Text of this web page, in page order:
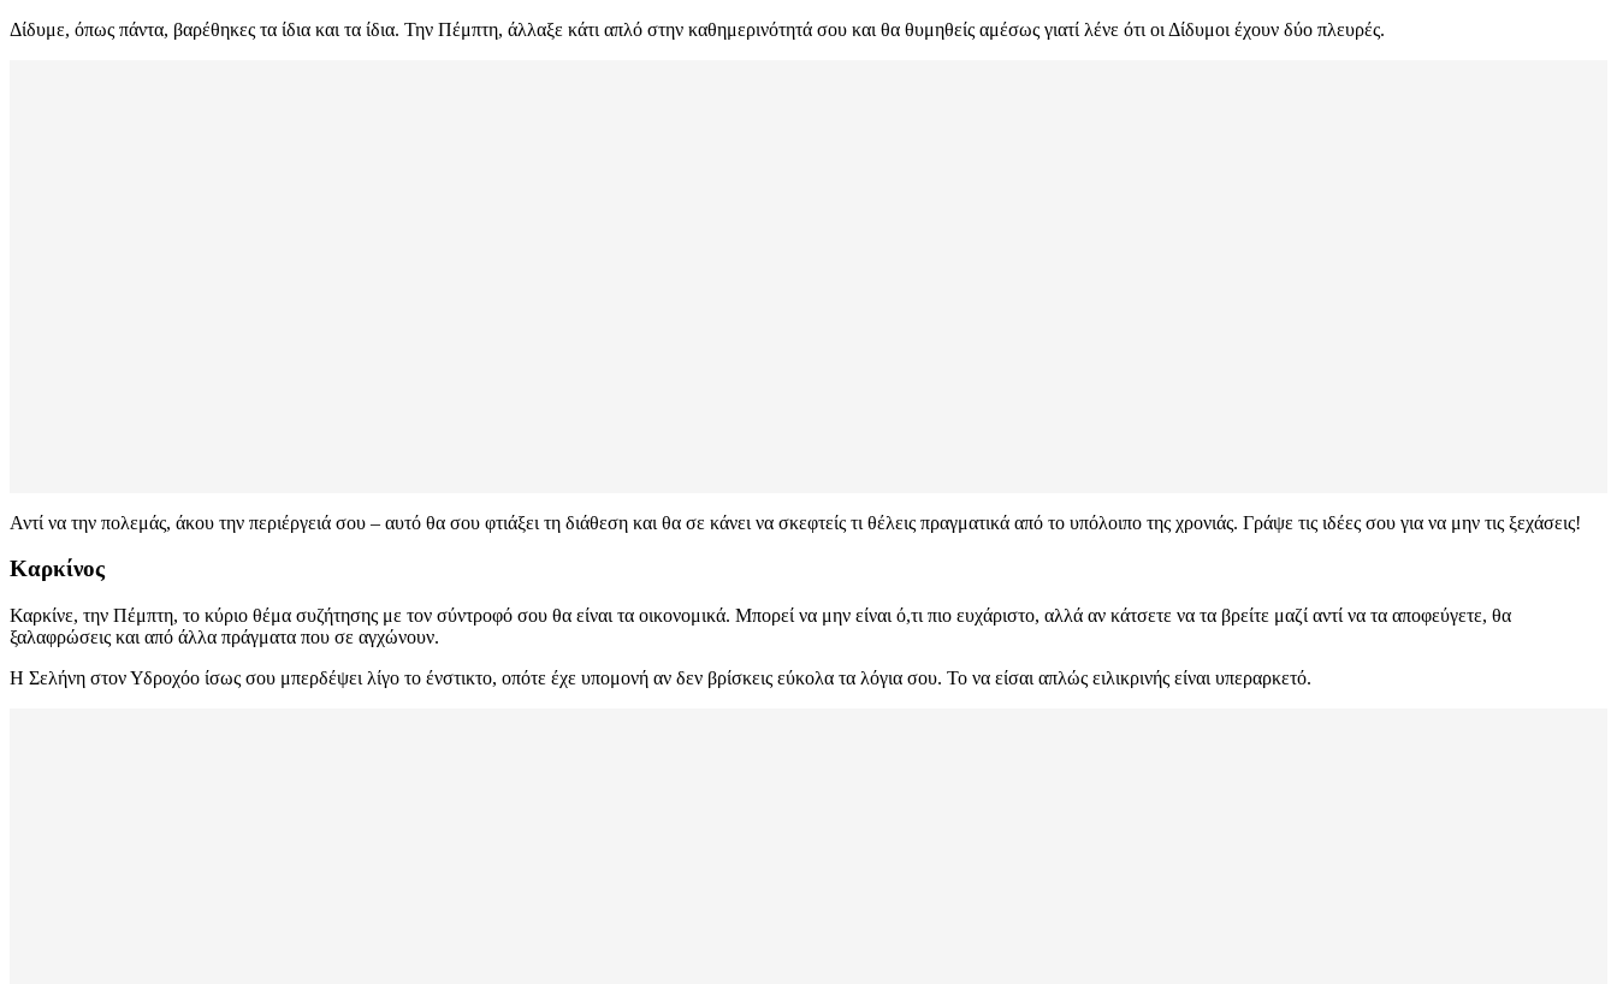
Δίδυμε, όπως πάντα, βαρέθηκες τα ίδια και τα ίδια. Την Πέμπτη, άλλαξε κάτι απλό στην καθημερινότητά σου και θα θυμηθείς αμέσως γιατί λένε ότι οι Δίδυμοι έχουν δύο πλευρές.
Αντί να την πολεμάς, άκου την περιέργειά σου – αυτό θα σου φτιάξει τη διάθεση και θα σε κάνει να σκεφτείς τι θέλεις πραγματικά από το υπόλοιπο της χρονιάς. Γράψε τις ιδέες σου για να μην τις ξεχάσεις!
Καρκίνος
Καρκίνε, την Πέμπτη, το κύριο θέμα συζήτησης με τον σύντροφό σου θα είναι τα οικονομικά. Μπορεί να μην είναι ό,τι πιο ευχάριστο, αλλά αν κάτσετε να τα βρείτε μαζί αντί να τα αποφεύγετε, θα
ξαλαφρώσεις και από άλλα πράγματα που σε αγχώνουν.
Η Σελήνη στον Υδροχόο ίσως σου μπερδέψει λίγο το ένστικτο, οπότε έχε υπομονή αν δεν βρίσκεις εύκολα τα λόγια σου. Το να είσαι απλώς ειλικρινής είναι υπεραρκετό.